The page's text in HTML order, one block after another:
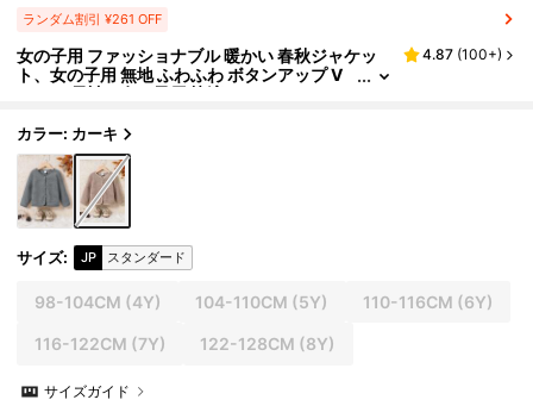
ランダム割引 ¥261 OFF
女の子用 ファッショナブル 暖かい 春秋ジャケッ
ト、女の子用 無地 ふわふわ ボタンアップ V
ネック 長袖、女の子用 快適 カジュアル ソフ
女の子用 アウトドア ストリートスタイル 個性的
ウェア
4.87 (100+)
カラー: カーキ
サイズ: JP スタンダード
98-104CM (4Y) 104-110CM (5Y) 110-116CM (6Y)
116-122CM (7Y) 122-128CM (8Y)
サイズガイド